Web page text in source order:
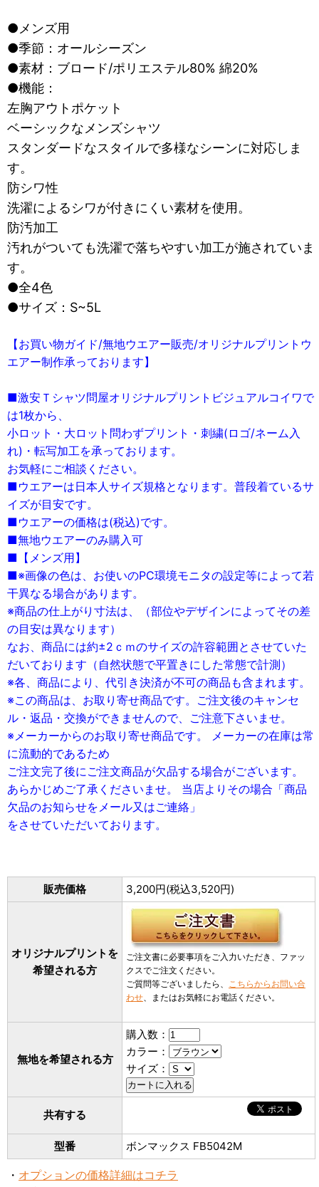
●メンズ用
●季節：オールシーズン
●素材：ブロード/ポリエステル80% 綿20%
●機能：
左胸アウトポケット
ベーシックなメンズシャツ
スタンダードなスタイルで多様なシーンに対応しま
す。
防シワ性
洗濯によるシワが付きにくい素材を使用。
防汚加工
汚れがついても洗濯で落ちやすい加工が施されていま
す。
●全4色
●サイズ：S~5L
【お買い物ガイド/無地ウエアー販売/オリジナルプリントウ
エアー制作承っております】
■激安Ｔシャツ問屋オリジナルプリントビジュアルコイワで
は1枚から、
小ロット・大ロット問わずプリント・刺繍(ロゴ/ネーム入
れ)・転写加工を承っております。
お気軽にご相談ください。
■ウエアーは日本人サイズ規格となります。普段着ているサ
イズが目安です。
■ウエアーの価格は(税込)です。
■無地ウエアーのみ購入可
■【メンズ用】
■※画像の色は、お使いのPC環境モニタの設定等によって若
干異なる場合があります。
※商品の仕上がり寸法は、（部位やデザインによってその差
の目安は異なります）
なお、商品には約±2ｃｍのサイズの許容範囲とさせていた
だいております（自然状態で平置きにした常態で計測）
※各、商品により、代引き決済が不可の商品も含まれます。
※この商品は、お取り寄せ商品です。ご注文後のキャンセ
ル・返品・交換ができませんので、ご注意下さいませ。
※メーカーからのお取り寄せ商品です。 メーカーの在庫は常
に流動的であるため
ご注文完了後にご注文商品が欠品する場合がございます。
あらかじめご了承くださいませ。 当店よりその場合「商品
欠品のお知らせをメール又はご連絡」
をさせていただいております。
販売価格 3,200円(税込3,520円)
オリジナルプリントを
希望される方
ご注文書に必要事項をご入力いただき、ファッ
クスでご注文ください。
ご質問等ございましたら、 こちらからお問い合
わせ、またはお気軽にお電話ください。
無地を希望される方
購入数：
カラー：
サイズ：
共有する
型番 ボンマックス FB5042M
・ オプションの価格詳細はコチラ